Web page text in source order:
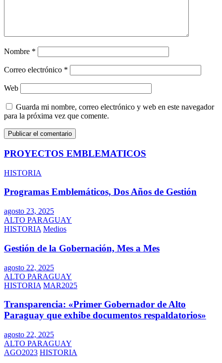
Nombre *
Correo electrónico *
Web
Guarda mi nombre, correo electrónico y web en este navegador
para la próxima vez que comente.
PROYECTOS EMBLEMATICOS
HISTORIA
Programas Emblemáticos, Dos Años de Gestión
agosto 23, 2025
ALTO PARAGUAY
HISTORIA Medios
Gestión de la Gobernación, Mes a Mes
agosto 22, 2025
ALTO PARAGUAY
HISTORIA MAR2025
Transparencia: «Primer Gobernador de Alto
Paraguay que exhibe documentos respaldatorios»
agosto 22, 2025
ALTO PARAGUAY
AGO2023 HISTORIA